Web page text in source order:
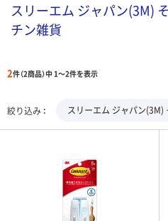
スリーエム ジャパン(3M)
チン雑貨
2件（2商品）中 1～2件を表示
絞り込み スリーエム ジャパン(3M)